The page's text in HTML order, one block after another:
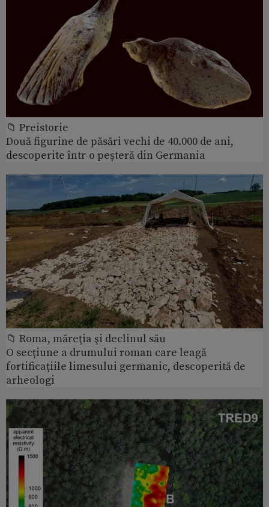
📁 Preistorie
Două figurine de păsări vechi de 40.000 de ani,
descoperite într-o peșteră din Germania
📁 Roma, măreţia şi declinul său
O secțiune a drumului roman care leagă
fortificațiile limesului germanic, descoperită de
arheologi